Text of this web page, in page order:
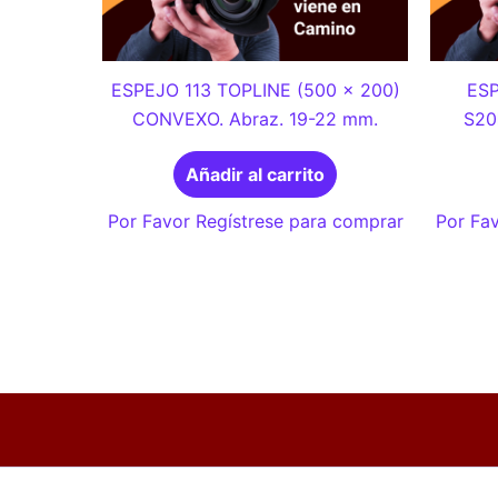
ESPEJO 113 TOPLINE (500 x 200)
CONVEXO. Abraz. 19-22 mm.
Añadir al carrito
Por Favor Regístrese para comprar Por